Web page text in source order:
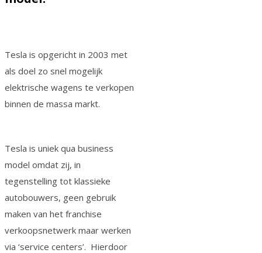
Tesla is opgericht in 2003 met
als doel zo snel mogelijk
elektrische wagens te verkopen
binnen de massa markt.
Tesla is uniek qua business
model omdat zij, in
tegenstelling tot klassieke
autobouwers, geen gebruik
maken van het franchise
verkoopsnetwerk maar werken
via ‘service centers’. Hierdoor